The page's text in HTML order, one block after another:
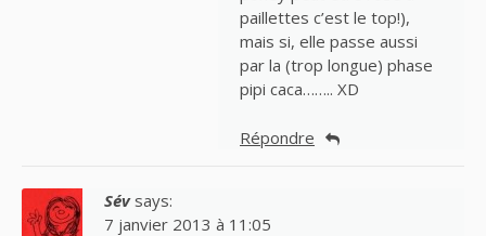
paillettes c’est le top!),
mais si, elle passe aussi
par la (trop longue) phase
pipi caca…….. XD
Répondre
Sév says:
7 janvier 2013 à 11:05